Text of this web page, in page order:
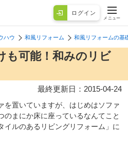
ログイン
メニュー
ハウ 和風リフォーム 和風リフォームの基
も可能！和みのリビ
最終更新日： 2015-04-24
を置いていますが、はじめはソファ
のまにか床に座っているなんてこと
ルのあるリビングリフォーム」に